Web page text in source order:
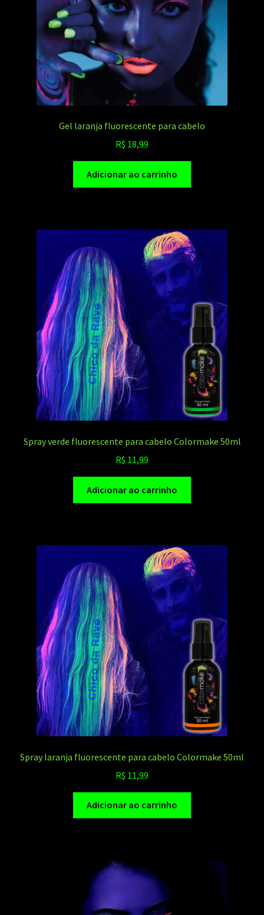
Gel laranja fluorescente para cabelo
R$ 18,99
Adicionar ao carrinho
Spray verde fluorescente para cabelo Colormake 50ml
R$ 11,99
Adicionar ao carrinho
Spray laranja fluorescente para cabelo Colormake 50ml
R$ 11,99
Adicionar ao carrinho